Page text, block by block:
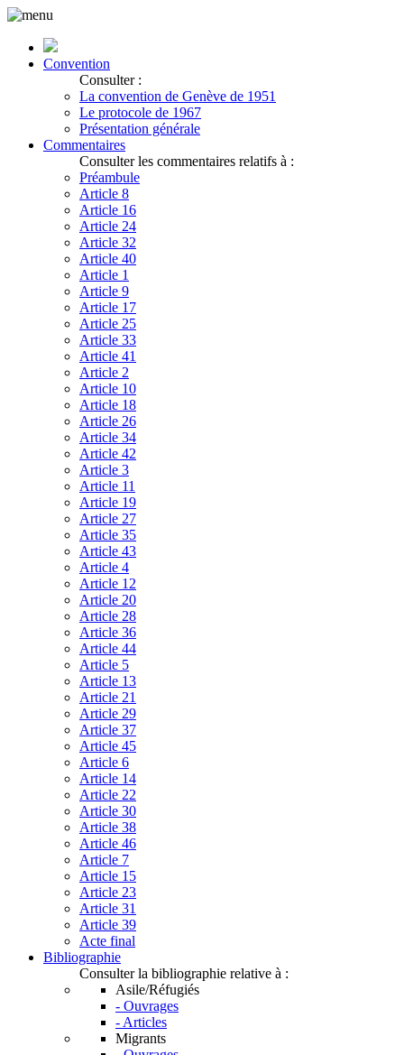
Convention
Consulter :
La convention de Genève de 1951
Le protocole de 1967
Présentation générale
Commentaires
Consulter les commentaires relatifs à :
Préambule
Article 8
Article 16
Article 24
Article 32
Article 40
Article 1
Article 9
Article 17
Article 25
Article 33
Article 41
Article 2
Article 10
Article 18
Article 26
Article 34
Article 42
Article 3
Article 11
Article 19
Article 27
Article 35
Article 43
Article 4
Article 12
Article 20
Article 28
Article 36
Article 44
Article 5
Article 13
Article 21
Article 29
Article 37
Article 45
Article 6
Article 14
Article 22
Article 30
Article 38
Article 46
Article 7
Article 15
Article 23
Article 31
Article 39
Acte final
Bibliographie
Consulter la bibliographie relative à :
Asile/Réfugiés
- Ouvrages
- Articles
Migrants